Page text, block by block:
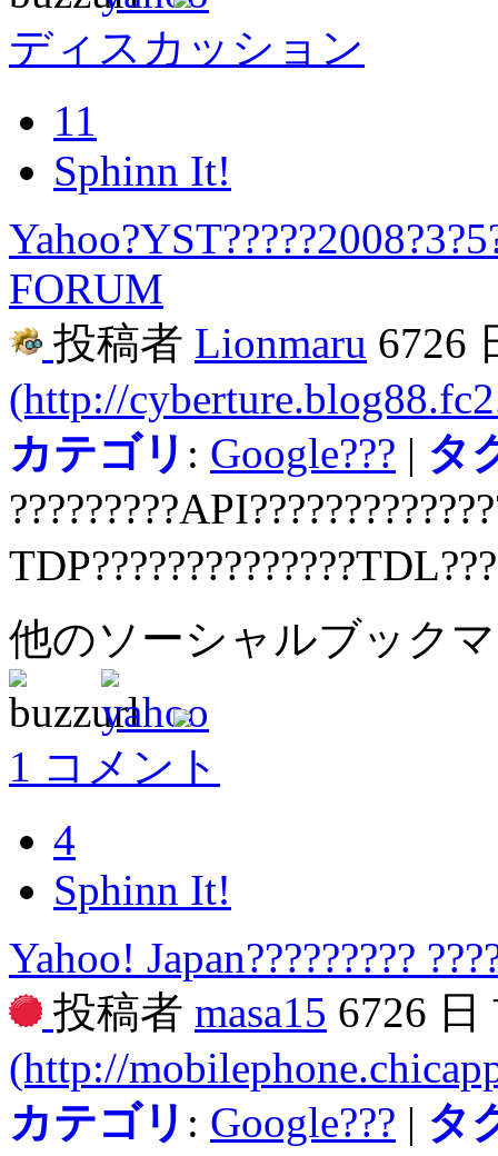
ディスカッション
11
Sphinn It!
FORUM
投稿者 Lionmaru 6726
(http://
カテゴリ : Google??? | タ
他のソーシャルブック
1 コメント
4
Sphinn It!
Yahoo! Japan?????????
投稿者 masa15 6726 日
(http://
カテゴリ : Google??? | タ